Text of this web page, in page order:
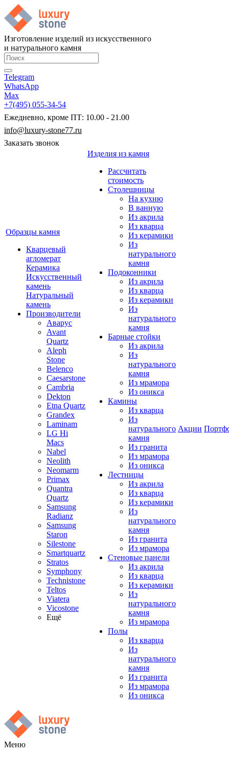
Изготовление изделий из искусственного
и натурального камня
Telegram
WhatsApp
Max
+7(495) 055-34-54
Ежедневно, кроме ПТ: 10.00 - 21.00
info@luxury-stone77.ru
Заказать звонок
Образцы камня
Кварцевый
агломерат
Керамика
Искусственный
камень
Натуральный
камень
Производители
Аварус
Avant
Quartz
Aleph
Stone
Belenco
Caesarstone
Cambria
Dekton
Etna Quartz
Grandex
Laminam
LG Hi
Macs
Nabel
Neolith
Neomarm
Primax
Quantra
Quartz
Samsung
Radianz
Samsung
Staron
Silestone
Smartquartz
Stratos
Symphony
Technistone
Teltos
Viatera
Vicostone
Ещё
Изделия из камня
Рассчитать
стоимость
Столешницы
На кухню
В ванную
Из акрила
Из кварца
Из керамики
Из
натурального
камня
Подоконники
Из акрила
Из кварца
Из керамики
Из
натурального
камня
Барные стойки
Из акрила
Из
натурального
камня
Из мрамора
Из оникса
Камины
Из кварца
Из
натурального
камня
Из гранита
Из мрамора
Из оникса
Лестницы
Из акрила
Из кварца
Из керамики
Из
натурального
камня
Из гранита
Из мрамора
Стеновые панели
Из акрила
Из кварца
Из керамики
Из
натурального
камня
Из мрамора
Полы
Из кварца
Из
натурального
камня
Из гранита
Из мрамора
Из оникса
Акции
Меню